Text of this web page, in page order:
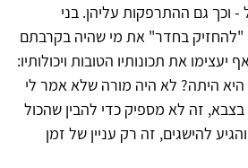
- וכך גם ההתרפקות עליהן. בני
"להחזיק בחדר" את מי שהיה בקרבתם
את תכונותיו הטובות ויכולותיו:
היתה? לא היה מורה שלא אמר לי
זה לא מספיק כדי להבין שהכול
להישגים, זה רק עניין של זמן